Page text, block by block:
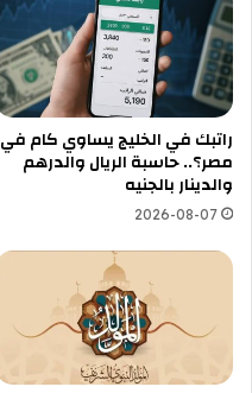
راتبك في الخليج يساوي كام في
مصر؟.. حاسبة الريال والدرهم
والدينار بالجنيه
2026-08-07